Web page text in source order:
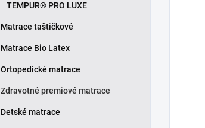
TEMPUR® PRO LUXE
Matrace taštičkové
Matrace Bio Latex
Ortopedické matrace
Zdravotné premiové matrace
Detské matrace